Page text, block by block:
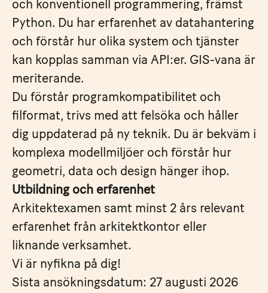
och konventionell programmering, främst
Python. Du har erfarenhet av datahantering
och förstår hur olika system och tjänster
kan kopplas samman via API:er. GIS-vana är
meriterande.
Du förstår programkompatibilitet och
filformat, trivs med att felsöka och håller
dig uppdaterad på ny teknik. Du är bekväm i
komplexa modellmiljöer och förstår hur
geometri, data och design hänger ihop.
Utbildning och erfarenhet
Arkitektexamen samt minst 2 års relevant
erfarenhet från arkitektkontor eller
liknande verksamhet.
Vi är nyfikna på dig!
Sista ansökningsdatum: 27 augusti 2026